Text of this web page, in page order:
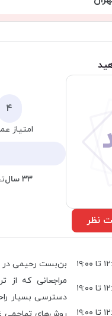
۴
امتیاز
۳۳ سال
نظر
بن‌بست رحیمی در
مراجعانی که از
دسترسی بسیار